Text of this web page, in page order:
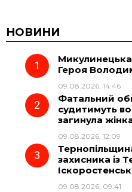
c
e
o
o
e
g
r
a
НОВИНИ
Героя
09.08.2026, 14:46
Фатальний
судитимуть
загинула
09.08.2026, 12:09
захисника із
09.08.2026, 09:41